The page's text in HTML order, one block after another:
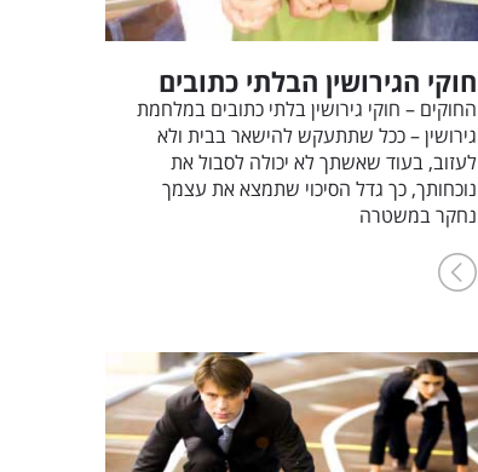
חוקי הגירושין הבלתי כתובים
החוקים – חוקי גירושין בלתי כתובים במלחמת
גירושין – ככל שתתעקש להישאר בבית ולא
לעזוב, בעוד שאשתך לא יכולה לסבול את
נוכחותך, כך גדל הסיכוי שתמצא את עצמך
נחקר במשטרה